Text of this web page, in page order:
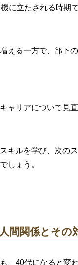
に立たされる時期で
える一方で、部下
ャリアについて見
キルを学び、次の
しょう。
間関係とその
、40代になると変